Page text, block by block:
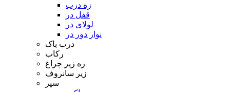
زه درب
قفل در
لولای در
نوار دور در
درب باک
رکاب
زه زیر چراغ
زیر سانروف
سپر